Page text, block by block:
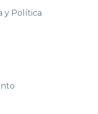
y Política